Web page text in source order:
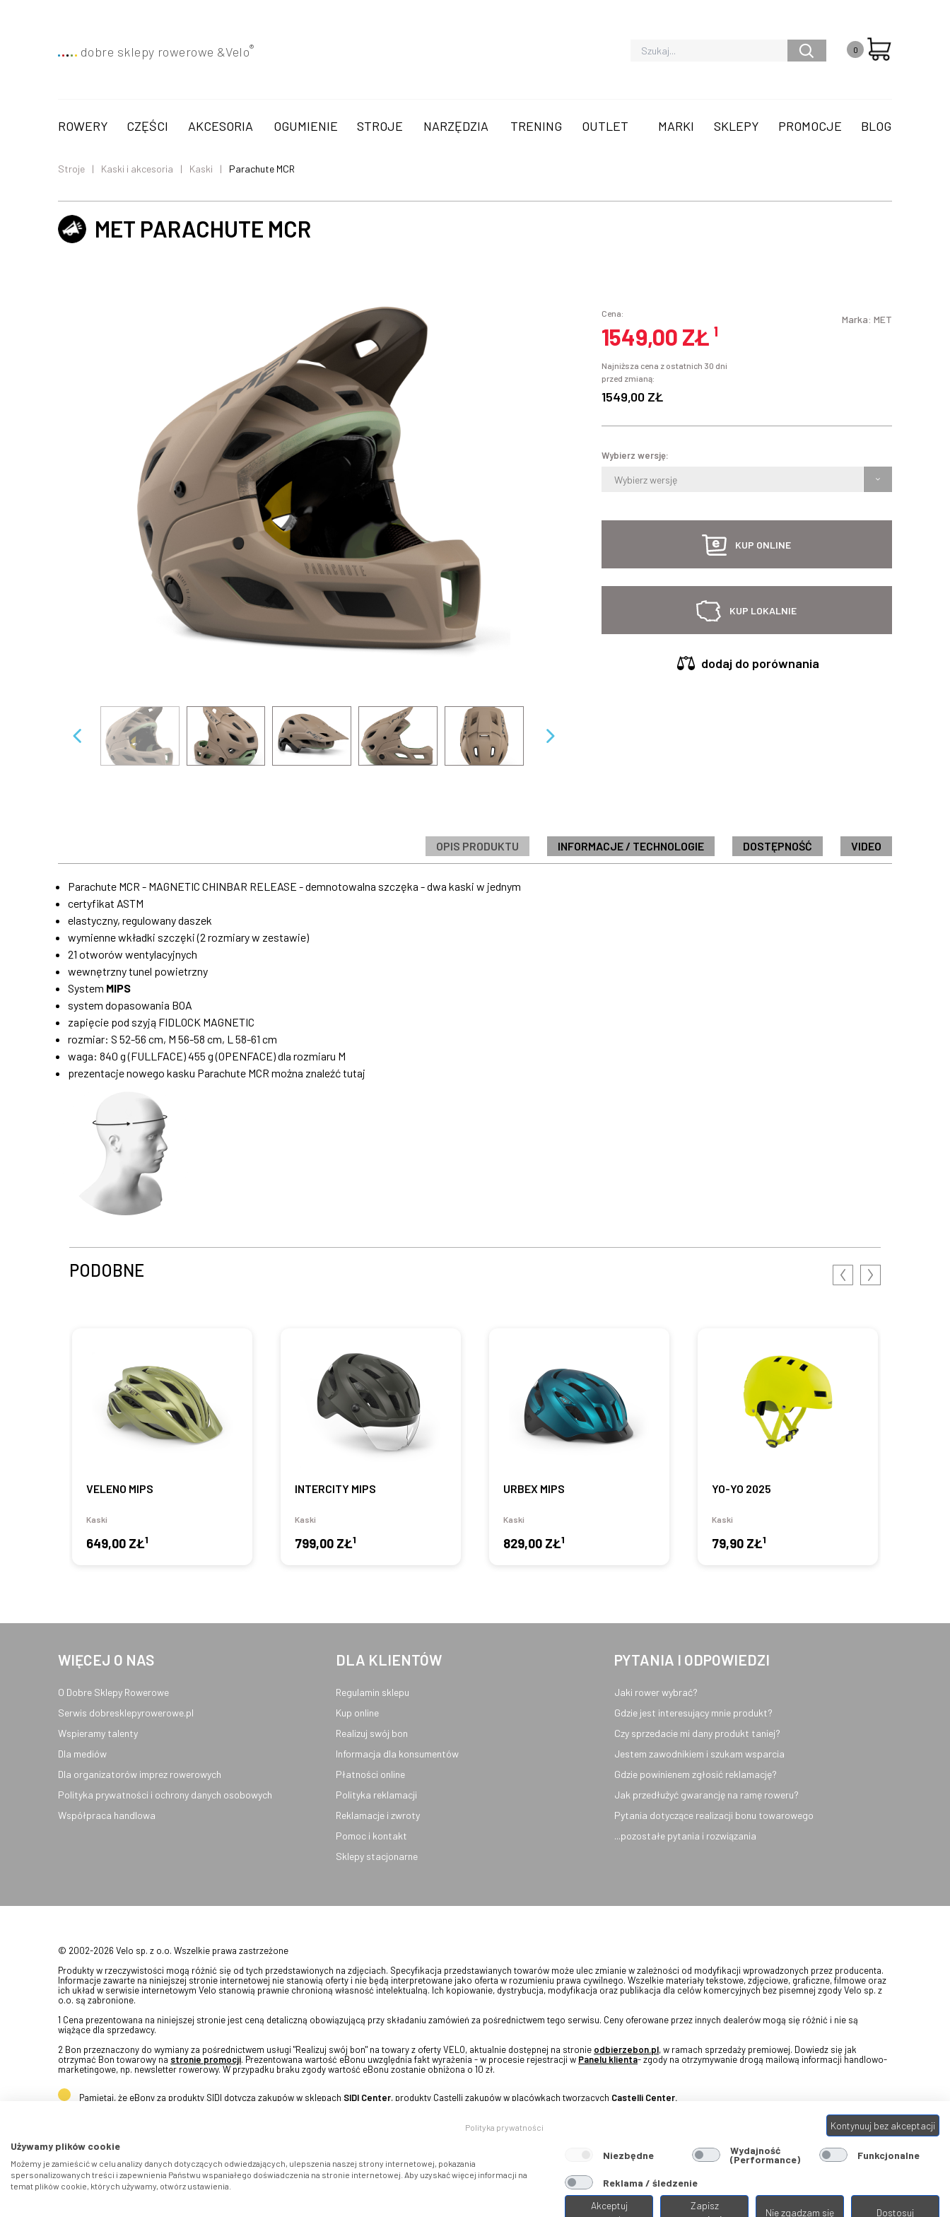
dobre sklepy rowerowe &Velo® 0
ROWERY CZĘŚCI AKCESORIA OGUMIENIE STROJE NARZĘDZIA TRENING OUTLET MARKI SKLEPY PROMOCJE BLOG
Stroje Kaski i akcesoria Kaski Parachute MCR
MET PARACHUTE MCR
Cena:
1549,00 ZŁ¹
Najniższa cena z ostatnich 30 dni
przed zmianą:
1549,00 ZŁ
Marka: MET
Wybierz wersję:
Wybierz wersję
KUP ONLINE
KUP LOKALNIE
dodaj do porównania
OPIS PRODUKTU INFORMACJE / TECHNOLOGIE DOSTĘPNOŚĆ VIDEO
Parachute MCR - MAGNETIC CHINBAR RELEASE - demnotowalna szczęka - dwa kaski w jednym
certyfikat ASTM
elastyczny, regulowany daszek
wymienne wkładki szczęki (2 rozmiary w zestawie)
21 otworów wentylacyjnych
wewnętrzny tunel powietrzny
System MIPS
system dopasowania BOA
zapięcie pod szyją FIDLOCK MAGNETIC
rozmiar: S 52-56 cm, M 56-58 cm, L 58-61 cm
waga: 840 g (FULLFACE) 455 g (OPENFACE) dla rozmiaru M
prezentacje nowego kasku Parachute MCR można znaleźćtutaj
PODOBNE
VELENO MIPS
Kaski
649,00 ZŁ1
INTERCITY MIPS
Kaski
799,00 ZŁ1
URBEX MIPS
Kaski
829,00 ZŁ1
YO-YO 2025
Kaski
79,90 ZŁ1
WIĘCEJ O NAS
O Dobre Sklepy Rowerowe
Serwis dobresklepyrowerowe.pl
Wspieramy talenty
Dla mediów
Dla organizatorów imprez rowerowych
Polityka prywatności i ochrony danych osobowych
Współpraca handlowa
DLA KLIENTÓW
Regulamin sklepu
Kup online
Realizuj swój bon
Informacja dla konsumentów
Płatności online
Polityka reklamacji
Reklamacje i zwroty
Pomoc i kontakt
Sklepy stacjonarne
PYTANIA I ODPOWIEDZI
Jaki rower wybrać?
Gdzie jest interesujący mnie produkt?
Czy sprzedacie mi dany produkt taniej?
Jestem zawodnikiem i szukam wsparcia
Gdzie powinienem zgłosić reklamację?
Jak przedłużyć gwarancję na ramę roweru?
Pytania dotyczące realizacji bonu towarowego
...pozostałe pytania i rozwiązania
© 2002-2026 Velo sp. z o.o. Wszelkie prawa zastrzeżone
Produkty w rzeczywistości mogą różnić się od tych przedstawionych na zdjęciach. Specyfikacja przedstawianych towarów może ulec zmianie w zależności od modyfikacji wprowadzonych przez producenta.
Informacje zawarte na niniejszej stronie internetowej nie stanowią oferty i nie będą interpretowane jako oferta w rozumieniu prawa cywilnego. Wszelkie materiały tekstowe, zdjęciowe, graficzne, filmowe oraz
ich układ w serwisie internetowym Velo stanowią prawnie chronioną własność intelektualną. Ich kopiowanie, dystrybucja, modyfikacja oraz publikacja dla celów komercyjnych bez pisemnej zgody Velo sp. z
o.o. są zabronione.
1 Cena prezentowana na niniejszej stronie jest ceną detaliczną obowiązującą przy składaniu zamówień za pośrednictwem tego serwisu. Ceny oferowane przez innych dealerów mogą się różnić i nie są
wiążące dla sprzedawcy.
2 Bon przeznaczony do wymiany za pośrednictwem usługi "Realizuj swój bon" na towary z oferty VELO, aktualnie dostępnej na stronie odbierzebon.pl, w ramach sprzedaży premiowej. Dowiedz się jak
otrzymać Bon towarowy na stronie promocji. Prezentowana wartość eBonu uwzględnia fakt wyrażenia - w procesie rejestracji w Panelu klienta- zgody na otrzymywanie drogą mailową informacji handlowo-
marketingowe, np. newsletter rowerowy. W przypadku braku zgody wartość eBonu zostanie obniżona o 10 zł.
Pamiętaj, że eBony za produkty SIDI dotyczą zakupów w sklepach SIDI Center, produkty Castelli zakupów w placówkach tworzących Castelli Center.
Kontynuuj bez akceptacji
Polityka prywatności
Używamy plików cookie
Możemy je zamieścić w celu analizy danych dotyczących odwiedzających, ulepszenia naszej strony internetowej, pokazania
spersonalizowanych treści i zapewnienia Państwu wspaniałego doświadczenia na stronie internetowej. Aby uzyskać więcej informacji na
temat plików cookie, których używamy, otwórz ustawienia.
Niezbędne Wydajność
(Performance) Funkcjonalne
Reklama / śledzenie
Akceptuj
Zapisz
Nie zgadzam się Dostosuj